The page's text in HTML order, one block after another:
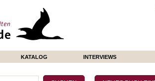
KATALOG INTERVIEWS